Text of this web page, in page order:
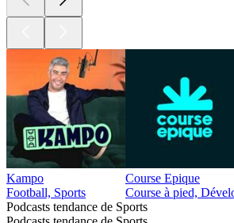
Kampo
Football, Sports
Course Epique
Course à pied,
Podcasts tendance de Sports